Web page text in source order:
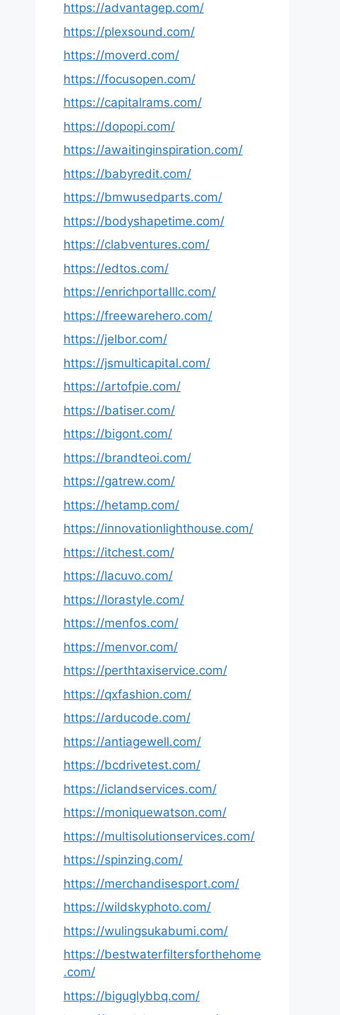
https://advantagep.com/
https://plexsound.com/
https://moverd.com/
https://focusopen.com/
https://capitalrams.com/
https://dopopi.com/
https://awaitinginspiration.com/
https://babyredit.com/
https://bmwusedparts.com/
https://bodyshapetime.com/
https://clabventures.com/
https://edtos.com/
https://enrichportalllc.com/
https://freewarehero.com/
https://jelbor.com/
https://jsmulticapital.com/
https://artofpie.com/
https://batiser.com/
https://bigont.com/
https://brandteoi.com/
https://gatrew.com/
https://hetamp.com/
https://innovationlighthouse.com/
https://itchest.com/
https://lacuvo.com/
https://lorastyle.com/
https://menfos.com/
https://menvor.com/
https://perthtaxiservice.com/
https://qxfashion.com/
https://arducode.com/
https://antiagewell.com/
https://bcdrivetest.com/
https://iclandservices.com/
https://moniquewatson.com/
https://multisolutionservices.com/
https://spinzing.com/
https://merchandisesport.com/
https://wildskyphoto.com/
https://wulingsukabumi.com/
https://bestwaterfiltersforthehome
.com/
https://biguglybbq.com/